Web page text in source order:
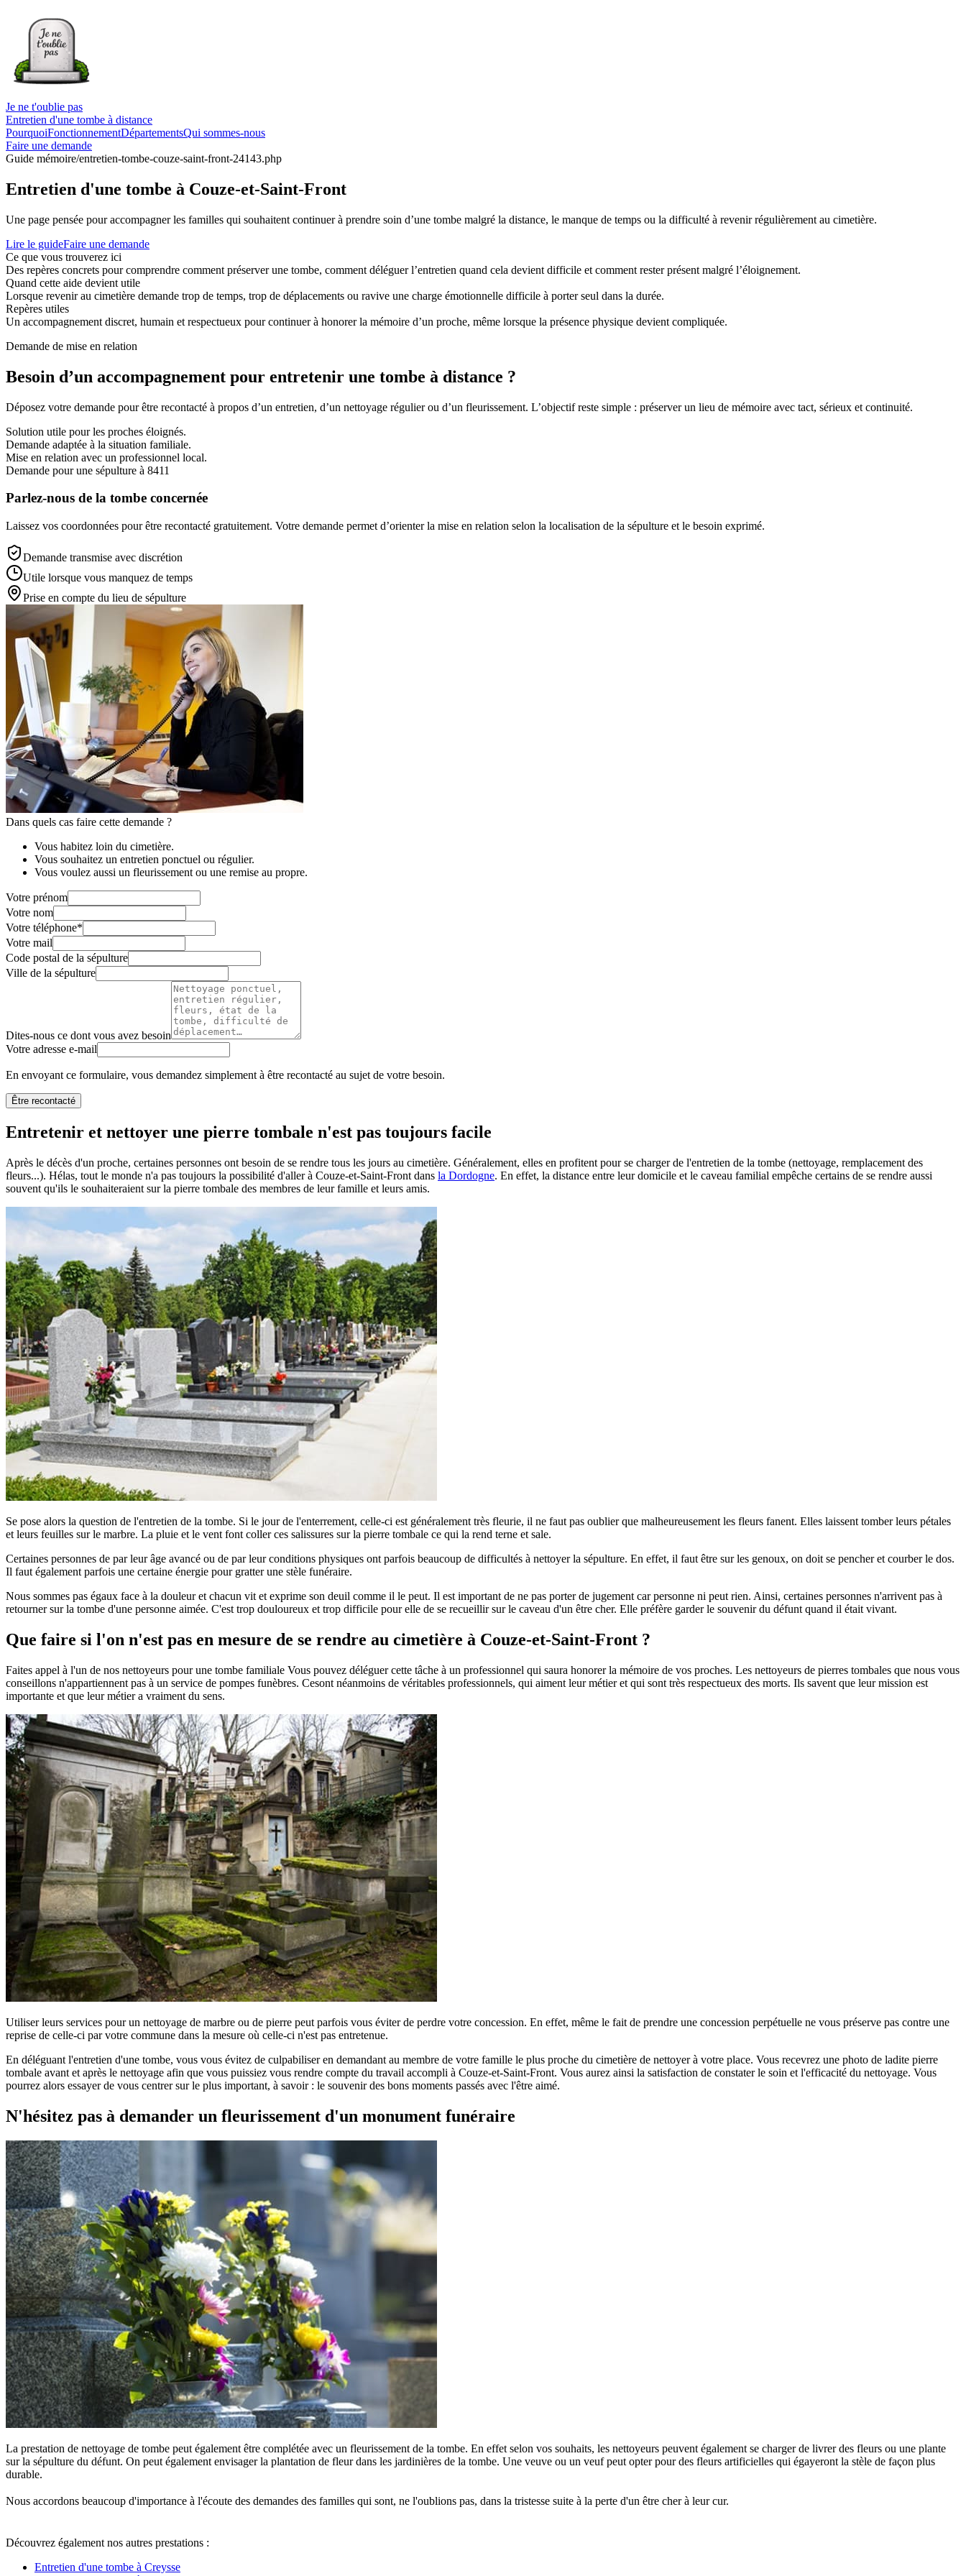
Je ne t'oublie pas
Entretien d'une tombe à distance
PourquoiFonctionnementDépartementsQui sommes-nous
Faire une demande
Guide mémoire/entretien-tombe-couze-saint-front-24143.php
Entretien d'une tombe à Couze-et-Saint-Front
Une page pensée pour accompagner les familles qui souhaitent continuer à prendre soin d’une tombe malgré la distance, le manque de temps ou la difficulté à revenir régulièrement au cimetière.
Lire le guideFaire une demande
Ce que vous trouverez ici
Des repères concrets pour comprendre comment préserver une tombe, comment déléguer l’entretien quand cela devient difficile et comment rester présent malgré l’éloignement.
Quand cette aide devient utile
Lorsque revenir au cimetière demande trop de temps, trop de déplacements ou ravive une charge émotionnelle difficile à porter seul dans la durée.
Repères utiles
Un accompagnement discret, humain et respectueux pour continuer à honorer la mémoire d’un proche, même lorsque la présence physique devient compliquée.
Demande de mise en relation
Besoin d’un accompagnement pour entretenir une tombe à distance ?
Déposez votre demande pour être recontacté à propos d’un entretien, d’un nettoyage régulier ou d’un fleurissement. L’objectif reste simple : préserver un lieu de mémoire avec tact, sérieux et continuité.
Solution utile pour les proches éloignés.
Demande adaptée à la situation familiale.
Mise en relation avec un professionnel local.
Demande pour une sépulture à 8411
Parlez-nous de la tombe concernée
Laissez vos coordonnées pour être recontacté gratuitement. Votre demande permet d’orienter la mise en relation selon la localisation de la sépulture et le besoin exprimé.
Demande transmise avec discrétion
Utile lorsque vous manquez de temps
Prise en compte du lieu de sépulture
Dans quels cas faire cette demande ?
Vous habitez loin du cimetière.
Vous souhaitez un entretien ponctuel ou régulier.
Vous voulez aussi un fleurissement ou une remise au propre.
Votre prénom
Votre nom
Votre téléphone*
Votre mail
Code postal de la sépulture
Ville de la sépulture
Dites-nous ce dont vous avez besoin
Votre adresse e-mail
En envoyant ce formulaire, vous demandez simplement à être recontacté au sujet de votre besoin.
Être recontacté
Entretenir et nettoyer une pierre tombale n'est pas toujours facile
Après le décès d'un proche, certaines personnes ont besoin de se rendre tous les jours au cimetière. Généralement, elles en profitent pour se charger de l'entretien de la tombe (nettoyage, remplacement des
fleurs...). Hélas, tout le monde n'a pas toujours la possibilité d'aller à Couze-et-Saint-Front dans la Dordogne. En effet, la distance entre leur domicile et le caveau familial empêche certains de se rendre aussi
souvent qu'ils le souhaiteraient sur la pierre tombale des membres de leur famille et leurs amis.
Se pose alors la question de l'entretien de la tombe. Si le jour de l'enterrement, celle-ci est généralement très fleurie, il ne faut pas oublier que malheureusement les fleurs fanent. Elles laissent tomber leurs pétales
et leurs feuilles sur le marbre. La pluie et le vent font coller ces salissures sur la pierre tombale ce qui la rend terne et sale.
Certaines personnes de par leur âge avancé ou de par leur conditions physiques ont parfois beaucoup de difficultés à nettoyer la sépulture. En effet, il faut être sur les genoux, on doit se pencher et courber le dos.
Il faut également parfois une certaine énergie pour gratter une stèle funéraire.
Nous sommes pas égaux face à la douleur et chacun vit et exprime son deuil comme il le peut. Il est important de ne pas porter de jugement car personne ni peut rien. Ainsi, certaines personnes n'arrivent pas à
retourner sur la tombe d'une personne aimée. C'est trop douloureux et trop difficile pour elle de se recueillir sur le caveau d'un être cher. Elle préfère garder le souvenir du défunt quand il était vivant.
Que faire si l'on n'est pas en mesure de se rendre au cimetière à Couze-et-Saint-Front ?
Faites appel à l'un de nos nettoyeurs pour une tombe familiale Vous pouvez déléguer cette tâche à un professionnel qui saura honorer la mémoire de vos proches. Les nettoyeurs de pierres tombales que nous vous
conseillons n'appartiennent pas à un service de pompes funèbres. Cesont néanmoins de véritables professionnels, qui aiment leur métier et qui sont très respectueux des morts. Ils savent que leur mission est
importante et que leur métier a vraiment du sens.
Utiliser leurs services pour un nettoyage de marbre ou de pierre peut parfois vous éviter de perdre votre concession. En effet, même le fait de prendre une concession perpétuelle ne vous préserve pas contre une
reprise de celle-ci par votre commune dans la mesure où celle-ci n'est pas entretenue.
En déléguant l'entretien d'une tombe, vous vous évitez de culpabiliser en demandant au membre de votre famille le plus proche du cimetière de nettoyer à votre place. Vous recevrez une photo de ladite pierre
tombale avant et après le nettoyage afin que vous puissiez vous rendre compte du travail accompli à Couze-et-Saint-Front. Vous aurez ainsi la satisfaction de constater le soin et l'efficacité du nettoyage. Vous
pourrez alors essayer de vous centrer sur le plus important, à savoir : le souvenir des bons moments passés avec l'être aimé.
N'hésitez pas à demander un fleurissement d'un monument funéraire
La prestation de nettoyage de tombe peut également être complétée avec un fleurissement de la tombe. En effet selon vos souhaits, les nettoyeurs peuvent également se charger de livrer des fleurs ou une plante
sur la sépulture du défunt. On peut également envisager la plantation de fleur dans les jardinières de la tombe. Une veuve ou un veuf peut opter pour des fleurs artificielles qui égayeront la stèle de façon plus
durable.
Nous accordons beaucoup d'importance à l'écoute des demandes des familles qui sont, ne l'oublions pas, dans la tristesse suite à la perte d'un être cher à leur cur.
Découvrez également nos autres prestations :
Entretien d'une tombe à Creysse